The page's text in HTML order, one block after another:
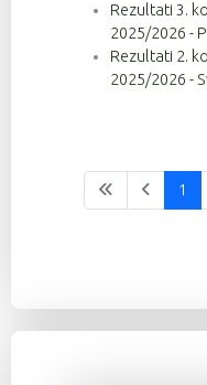
Rezultati 3.
2025/2026 -
Rezultati 2.
2025/2026 -
1